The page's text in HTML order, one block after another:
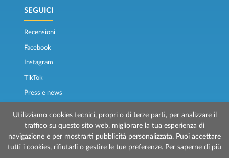
SEGUICI
Recensioni
Facebook
Instagram
TikTok
Press e news
Utilizziamo cookies tecnici, propri o di terze parti, per analizzare il
traffico su questo sito web, migliorare la tua esperienza di
navigazione e per mostrarti pubblicità personalizzata. Puoi accettare
tutti i cookies, rifiutarli o gestire le tue preferenze. Per saperne di più